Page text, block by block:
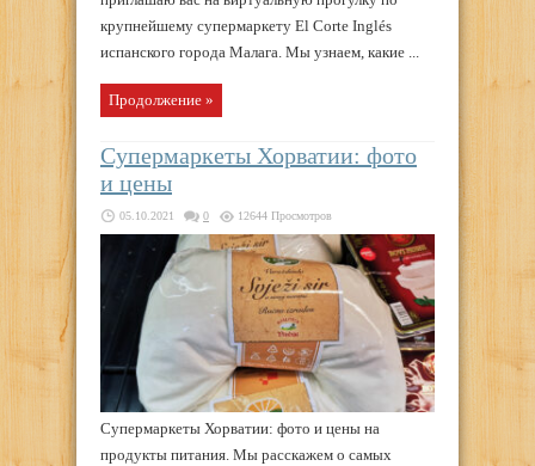
крупнейшему супермаркету El Corte Inglés
испанского города Малага. Мы узнаем, какие ...
Продолжение »
Супермаркеты Хорватии: фото
и цены
05.10.2021 0 12644 Просмотров
Супермаркеты Хорватии: фото и цены на
продукты питания. Мы расскажем о самых